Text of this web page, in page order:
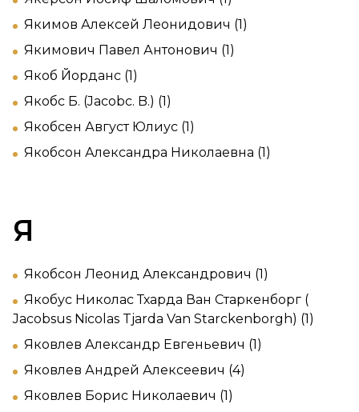
Якимов Алексей Леонидович (1)
Якимович Павел Антонович (1)
Якоб Йорданс (1)
Якобс Б. (Jacobc. B.) (1)
Якобсен Август Юлиус (1)
Якобсон Александра Николаевна (1)
Я
Якобсон Леонид Александрович (1)
Якобус Николас Тхарда Ван Старкенборг (
Jacobsus Nicolas Tjarda Van Starckenborgh) (1)
Яковлев Александр Евгеньевич (1)
Яковлев Андрей Алексеевич (4)
Яковлев Борис Николаевич (1)